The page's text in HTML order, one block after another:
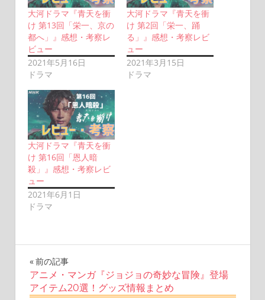
大河ドラマ『青天を衝
け 第13回「栄一、京の
都へ」』感想・考察レ
ビュー
2021年5月16日
ドラマ
大河ドラマ『青天を衝
け 第2回「栄一、踊
る」』感想・考察レビ
ュー
2021年3月15日
ドラマ
大河ドラマ『青天を衝
け 第16回「恩人暗
殺」』感想・考察レビ
ュー
2021年6月1日
ドラマ
投
稿
前の記事
アニメ・マンガ『ジョジョの奇妙な冒険』登場
アイテム20選！グッズ情報まとめ